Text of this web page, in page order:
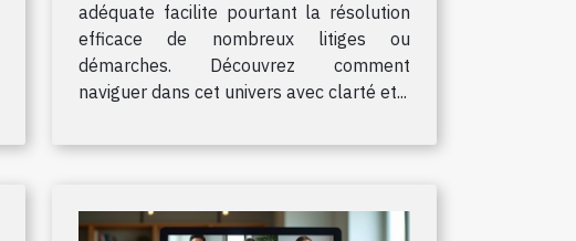
adéquate facilite pourtant la résolution
efficace de nombreux litiges ou
démarches. Découvrez comment
naviguer dans cet univers avec clarté et...